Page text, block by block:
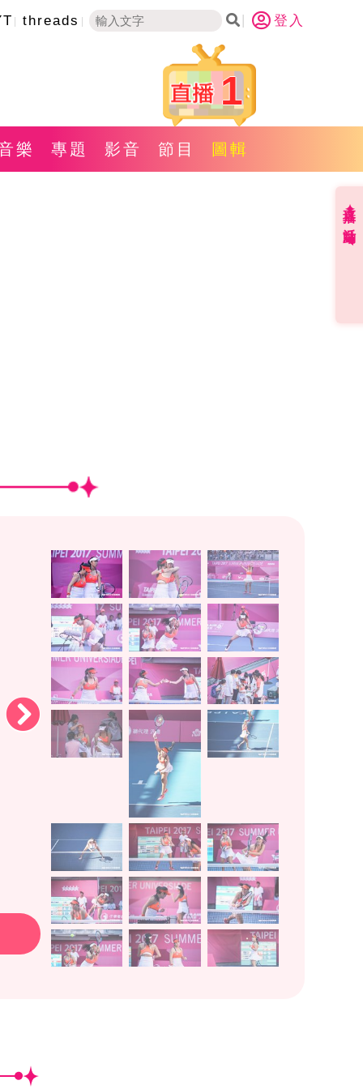
threads 登入
1
樂 專題 影音 節目 圖輯
直播✦活動